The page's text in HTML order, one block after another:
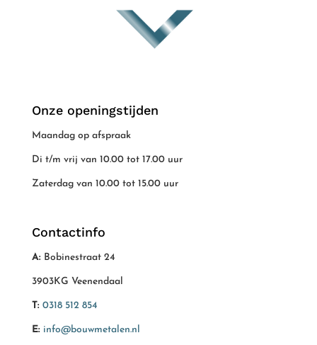
Onze openingstijden
Maandag op afspraak
Di t/m vrij van 10.00 tot 17.00 uur
Zaterdag van 10.00 tot 15.00 uur
Contactinfo
A: Bobinestraat 24
3903KG Veenendaal
T: 0318 512 854
E: info@bouwmetalen.nl